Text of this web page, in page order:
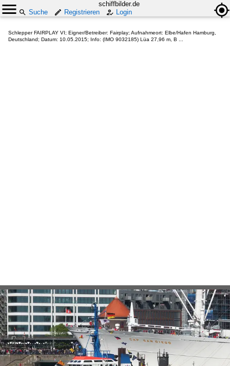
schiffbilder.de
Suche
Registrieren Login
Schlepper FAIRPLAY VI; Eigner/Betreiber: Fairplay; Aufnahmeort: Elbe/Hafen Hamburg,
Deutschland; Datum: 10.05.2015; Info: (IMO 9032185) Lüa 27,96 m, B ...